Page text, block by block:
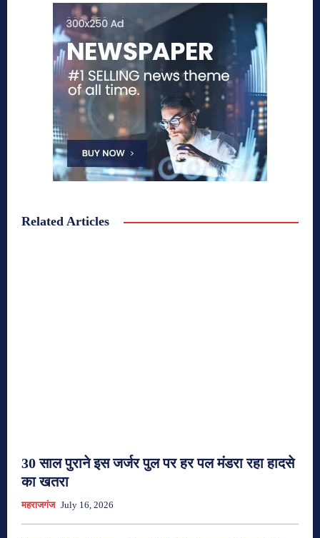
Related Articles
30 साल पुराने इस जर्जर पुल पर हर पल मंडरा रहा हादसे
का खतरा
महराजगंज July 16, 2026